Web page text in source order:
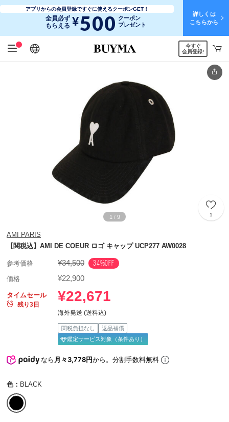
アプリからの会員登録ですぐに使えるクーポンGET！
全員必ず
もらえる ¥500 クーポン
プレゼント
詳しくは
こちらから
日本語
English
简体中文
繁體中文
今すぐ
会員登録!
1 / 9 1
AMI PARIS
【関税込】AMI DE COEUR ロゴ キャップ UCP277 AW0028
参考価格 ¥34,500 34%OFF
価格 ¥22,900
タイムセール
残り3日
¥22,671
海外発送 (送料込)
関税負担なし
返品補償
鑑定サービス対象（条件あり）
なら月々3,778円から。分割手数料無料
色： BLACK